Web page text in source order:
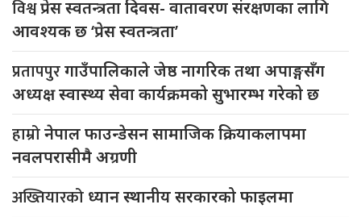
विश्वप्रेस स्वतन्त्रता दिवस- वातावरण संरक्षणका लागि
आवश्यक छ ‘प्रेस स्वतन्त्रता’
प्रतापपुरगाउँपालिकाले जेष्ठ नागरिक तथा अपाङ्गसँग
अध्यक्ष स्वास्थ्य सेवा कार्यक्रमको सुभारम्भ गरेको छ
हाम्रोनेपाल फाउन्डेसन सामाजिक क्रियाकलापमा
नवलपरासीमै अग्रणी
अख्तियारको ध्यान स्थानीय सरकारको फाइलमा